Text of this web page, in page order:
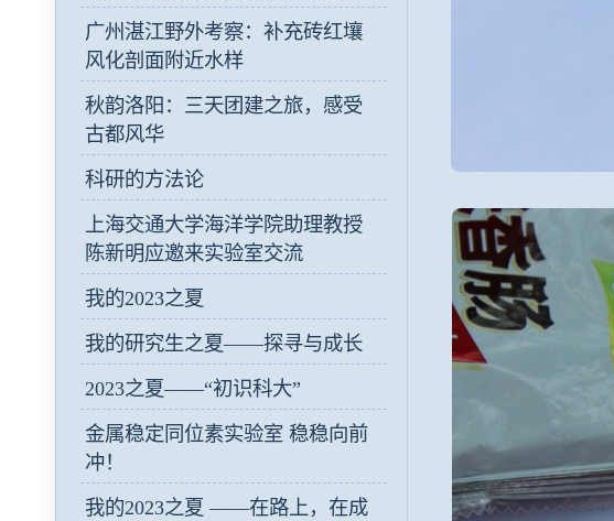
广州湛江野外考察：补充砖红壤
风化剖面附近水样
秋韵洛阳：三天团建之旅，感受
古都风华
科研的方法论
上海交通大学海洋学院助理教授
陈新明应邀来实验室交流
我的2023之夏
我的研究生之夏——探寻与成长
2023之夏——“初识科大”
金属稳定同位素实验室 稳稳向前
冲！
我的2023之夏 ——在路上，在成